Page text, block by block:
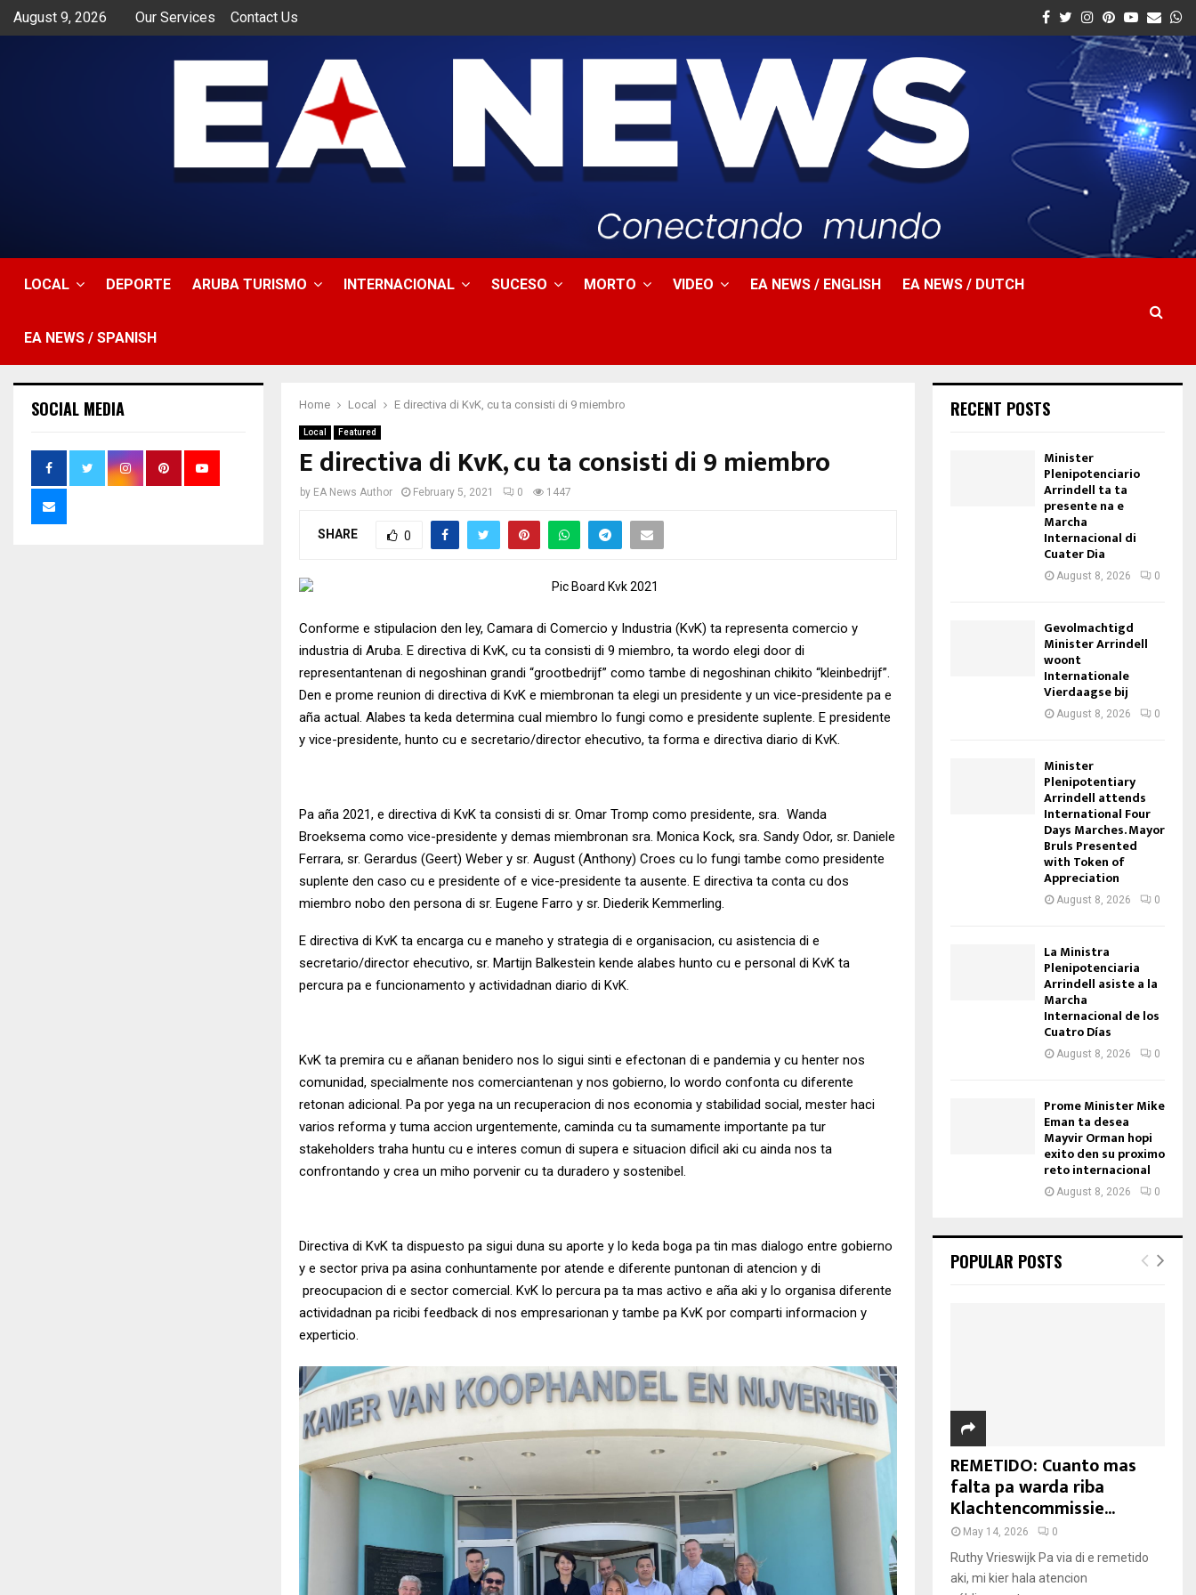
August 9, 2026 Our Services Contact Us Facebook
Twitter
Instagram
Pinterest
Youtube
Email
LOCAL DEPORTE ARUBA TURISMO INTERNACIONAL SUCESO MORTO VIDEO EA NEWS / ENGLISH EA NEWS / DUTCH
EA NEWS / SPANISH
Home Local E directiva di KvK, cu ta consisti di 9 miembro
Local Featured
E directiva di KvK, cu ta consisti di 9 miembro
by EA News Author February 5, 2021 0 1447
SHARE 0
Conforme e stipulacion den ley, Camara di Comercio y Industria (KvK) ta representa comercio y
industria di Aruba. E directiva di KvK, cu ta consisti di 9 miembro, ta wordo elegi door di
representantenan di negoshinan grandi “grootbedrijf” como tambe di negoshinan chikito “kleinbedrijf”.
Den e prome reunion di directiva di KvK e miembronan ta elegi un presidente y un vice-presidente pa e
aña actual. Alabes ta keda determina cual miembro lo fungi como e presidente suplente. E presidente
y vice-presidente, hunto cu e secretario/director ehecutivo, ta forma e directiva diario di KvK.
Pa aña 2021, e directiva di KvK ta consisti di sr. Omar Tromp como presidente, sra. Wanda
Broeksema como vice-presidente y demas miembronan sra. Monica Kock, sra. Sandy Odor, sr. Daniele
Ferrara, sr. Gerardus (Geert) Weber y sr. August (Anthony) Croes cu lo fungi tambe como presidente
suplente den caso cu e presidente of e vice-presidente ta ausente. E directiva ta conta cu dos
miembro nobo den persona di sr. Eugene Farro y sr. Diederik Kemmerling.
E directiva di KvK ta encarga cu e maneho y strategia di e organisacion, cu asistencia di e
secretario/director ehecutivo, sr. Martijn Balkestein kende alabes hunto cu e personal di KvK ta
percura pa e funcionamento y actividadnan diario di KvK.
KvK ta premira cu e añanan benidero nos lo sigui sinti e efectonan di e pandemia y cu henter nos
comunidad, specialmente nos comerciantenan y nos gobierno, lo wordo confonta cu diferente
retonan adicional. Pa por yega na un recuperacion di nos economia y stabilidad social, mester haci
varios reforma y tuma accion urgentemente, caminda cu ta sumamente importante pa tur
stakeholders traha huntu cu e interes comun di supera e situacion dificil aki cu ainda nos ta
confrontando y crea un miho porvenir cu ta duradero y sostenibel.
Directiva di KvK ta dispuesto pa sigui duna su aporte y lo keda boga pa tin mas dialogo entre gobierno
y e sector priva pa asina conhuntamente por atende e diferente puntonan di atencion y di
preocupacion di e sector comercial. KvK lo percura pa ta mas activo e aña aki y lo organisa diferente
actividadnan pa ricibi feedback di nos empresarionan y tambe pa KvK por comparti informacion y
experticio.
SOCIAL MEDIA RECENT POSTS
Minister
Plenipotenciario
Arrindell ta ta
presente na e
Marcha
Internacional di
Cuater Dia
August 8, 2026 0
Gevolmachtigd
Minister Arrindell
woont
Internationale
Vierdaagse bij
August 8, 2026 0
Minister
Plenipotentiary
Arrindell attends
International Four
Days Marches. Mayor
Bruls Presented
with Token of
Appreciation
August 8, 2026 0
La Ministra
Plenipotenciaria
Arrindell asiste a la
Marcha
Internacional de los
Cuatro Días
August 8, 2026 0
Prome Minister Mike
Eman ta desea
Mayvir Orman hopi
exito den su proximo
reto internacional
August 8, 2026 0
POPULAR POSTS
REMETIDO: Cuanto mas
falta pa warda riba
Klachtencommissie...
May 14, 2026 0
Ruthy Vrieswijk Pa via di e remetido
aki, mi kier hala atencion